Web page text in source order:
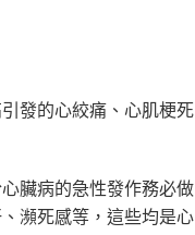
發的心絞痛、心肌梗死
臟病的急性發作務必做
瀕死感等，這些均是心